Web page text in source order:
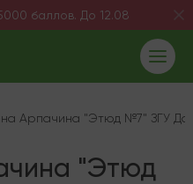
баллов. До 12.08
Арпачина "Этюд №7" ЗГУ
"Этюд